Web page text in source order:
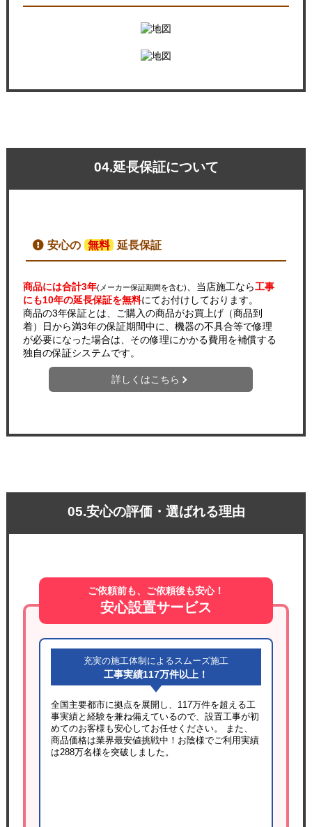
04.延長保証について
安心の 無料 延長保証
商品には合計3年(メーカー保証期間を含む)、当店施工なら工事
にも10年の延長保証を無料にてお付けしております。
商品の3年保証とは、ご購入の商品がお買上げ（商品到
着）日から満3年の保証期間中に、機器の不具合等で修理
が必要になった場合は、その修理にかかる費用を補償する
独自の保証システムです。
詳しくはこちら
05.安心の評価・選ばれる理由
ご依頼前も、ご依頼後も安心！
安心設置サービス
充実の施工体制によるスムーズ施工
工事実績117万件以上！
全国主要都市に拠点を展開し、117万件を超える工
事実績と経験を兼ね備えているので、設置工事が初
めてのお客様も安心してお任せください。 また、
商品価格は業界最安値挑戦中！お陰様でご利用実績
は288万名様を突破しました。